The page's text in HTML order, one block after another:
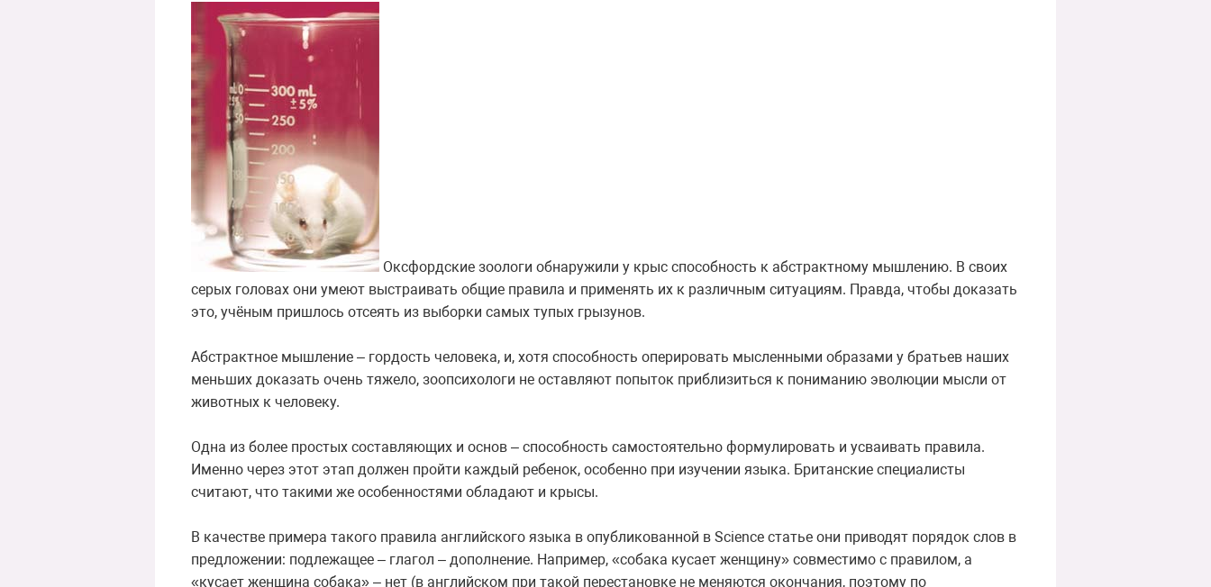
Оксфордские зоологи обнаружили у крыс способность к абстрактному мышлению. В своих
серых головах они умеют выстраивать общие правила и применять их к различным ситуациям. Правда, чтобы доказать
это, учёным пришлось отсеять из выборки самых тупых грызунов.
Абстрактное мышление – гордость человека, и, хотя способность оперировать мысленными образами у братьев наших
меньших доказать очень тяжело, зоопсихологи не оставляют попыток приблизиться к пониманию эволюции мысли от
животных к человеку.
Одна из более простых составляющих и основ – способность самостоятельно формулировать и усваивать правила.
Именно через этот этап должен пройти каждый ребенок, особенно при изучении языка. Британские специалисты
считают, что такими же особенностями обладают и крысы.
В качестве примера такого правила английского языка в опубликованной в Science статье они приводят порядок слов в
предложении: подлежащее – глагол – дополнение. Например, «собака кусает женщину» совместимо с правилом, а
«кусает женщина собака» – нет (в английском при такой перестановке не меняются окончания, поэтому по